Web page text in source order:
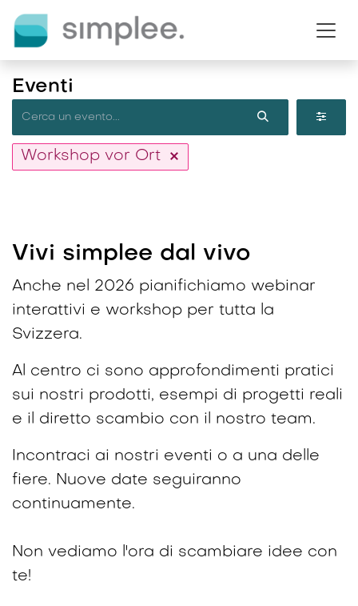
Eventi
Workshop vor Ort
Vivi simplee dal vivo
Anche nel 2026 pianifichiamo webinar
interattivi e workshop per tutta la
Svizzera.
Al centro ci sono approfondimenti pratici
sui nostri prodotti, esempi di progetti reali
e il diretto scambio con il nostro team.
Incontraci ai nostri eventi o a una delle
fiere. Nuove date seguiranno
continuamente.
Non vediamo l'ora di scambiare idee con
te!